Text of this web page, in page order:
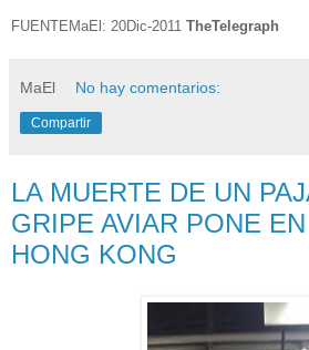
FUENTEMaEl: 20Dic-2011 TheTelegraph
MaEl No hay comentarios:
Compartir
LA MUERTE DE UN
GRIPE AVIAR PONE
HONG KONG